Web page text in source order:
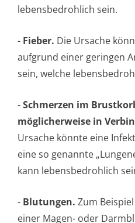
lebensbedrohlich se­in.
- Fieber. Die Ursache
aufgrund einer geringen
sein, welche
-Schmerzen im
möglicherweise in
Ursache könnte eine
eine so genannte
kann lebensbedrohlich
- Blutungen. Zum
einer Magen- oder